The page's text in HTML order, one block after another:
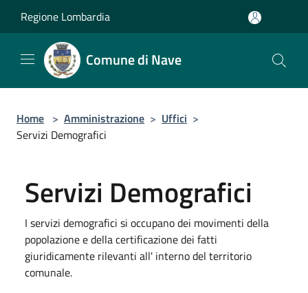
Regione Lombardia
Comune di Nave
Home > Amministrazione > Uffici >
Servizi Demografici
Servizi Demografici
I servizi demografici si occupano dei movimenti della
popolazione e della certificazione dei fatti
giuridicamente rilevanti all' interno del territorio
comunale.